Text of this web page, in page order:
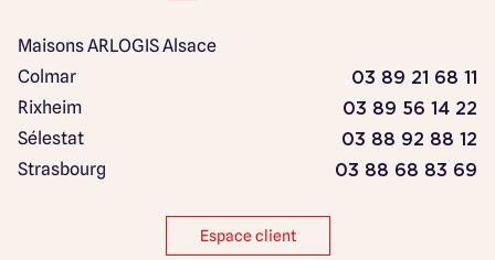
Maisons ARLOGIS Alsace
Colmar
03 89 21 68 11
Rixheim 03 89 56 14 22
Sélestat 03 88 92 88 12
Strasbourg 03 88 68 83 69
Espace client